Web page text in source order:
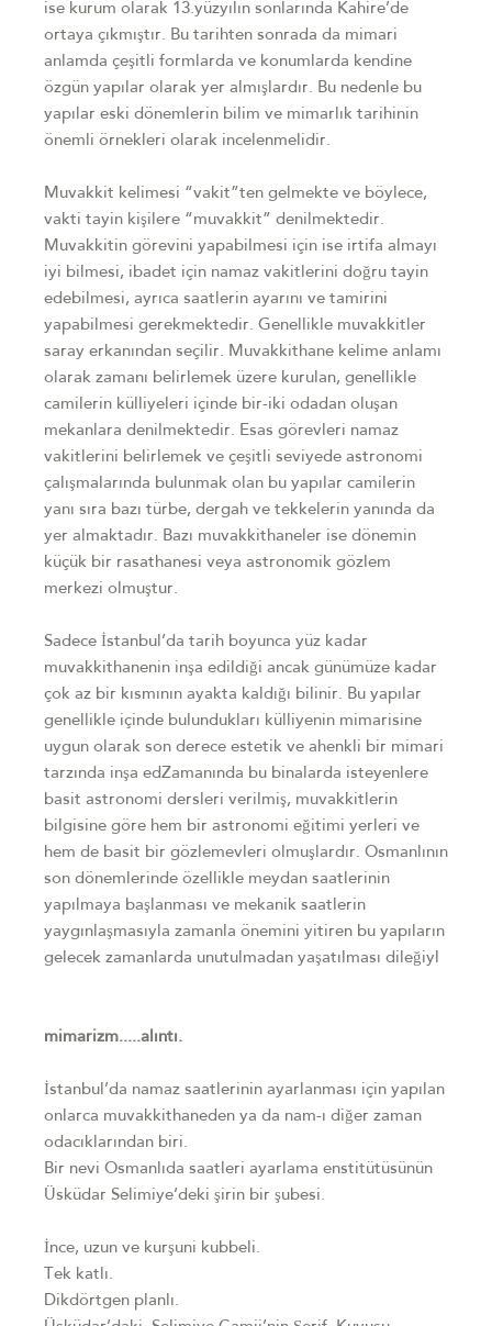
ise kurum olarak 13.yüzyılın sonlarında Kahire’de
ortaya çıkmıştır. Bu tarihten sonrada da mimari
anlamda çeşitli formlarda ve konumlarda kendine
özgün yapılar olarak yer almışlardır. Bu nedenle bu
yapılar eski dönemlerin bilim ve mimarlık tarihinin
önemli örnekleri olarak incelenmelidir.
Muvakkit kelimesi “vakit”ten gelmekte ve böylece,
vakti tayin kişilere “muvakkit” denilmektedir.
Muvakkitin görevini yapabilmesi için ise irtifa almayı
iyi bilmesi, ibadet için namaz vakitlerini doğru tayin
edebilmesi, ayrıca saatlerin ayarını ve tamirini
yapabilmesi gerekmektedir. Genellikle muvakkitler
saray erkanından seçilir. Muvakkithane kelime anlamı
olarak zamanı belirlemek üzere kurulan, genellikle
camilerin külliyeleri içinde bir-iki odadan oluşan
mekanlara denilmektedir. Esas görevleri namaz
vakitlerini belirlemek ve çeşitli seviyede astronomi
çalışmalarında bulunmak olan bu yapılar camilerin
yanı sıra bazı türbe, dergah ve tekkelerin yanında da
yer almaktadır. Bazı muvakkithaneler ise dönemin
küçük bir rasathanesi veya astronomik gözlem
merkezi olmuştur.
Sadece İstanbul’da tarih boyunca yüz kadar
muvakkithanenin inşa edildiği ancak günümüze kadar
çok az bir kısmının ayakta kaldığı bilinir. Bu yapılar
genellikle içinde bulundukları külliyenin mimarisine
uygun olarak son derece estetik ve ahenkli bir mimari
tarzında inşa edZamanında bu binalarda isteyenlere
basit astronomi dersleri verilmiş, muvakkitlerin
bilgisine göre hem bir astronomi eğitimi yerleri ve
hem de basit bir gözlemevleri olmuşlardır. Osmanlının
son dönemlerinde özellikle meydan saatlerinin
yapılmaya başlanması ve mekanik saatlerin
yaygınlaşmasıyla zamanla önemini yitiren bu yapıların
gelecek zamanlarda unutulmadan yaşatılması dileğiyl
mimarizm.....alıntı.
İstanbul’da namaz saatlerinin ayarlanması için yapılan
onlarca muvakkithaneden ya da nam-ı diğer zaman
odacıklarından biri.
Bir nevi Osmanlıda saatleri ayarlama enstitütüsünün
Üsküdar Selimiye’deki şirin bir şubesi.
İnce, uzun ve kurşuni kubbeli.
Tek katlı.
Dikdörtgen planlı.